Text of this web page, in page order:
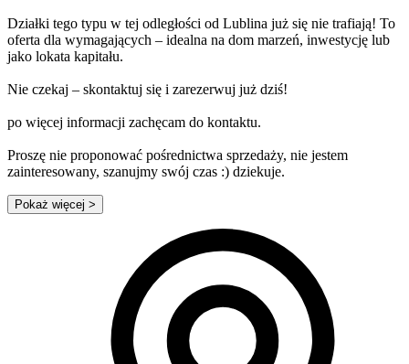
Działki tego typu w tej odległości od Lublina już się nie trafiają! To
oferta dla wymagających – idealna na dom marzeń, inwestycję lub
jako lokata kapitału.
Nie czekaj – skontaktuj się i zarezerwuj już dziś!
po więcej informacji zachęcam do kontaktu.
Proszę nie proponować pośrednictwa sprzedaży, nie jestem
zainteresowany, szanujmy swój czas :) dziekuje.
Pokaż więcej >